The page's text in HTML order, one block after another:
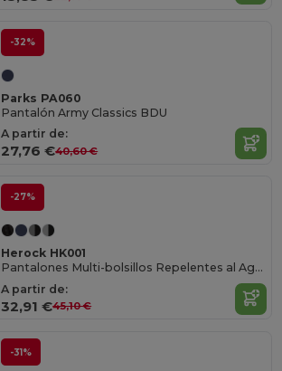
-32%
Parks PA060
Pantalón Army Classics BDU
A partir de:
27,76 €40,60 €
-27%
Herock HK001
Pantalones Multi-bolsillos Repelentes al Agua Thor
A partir de:
32,91 €45,10 €
-31%